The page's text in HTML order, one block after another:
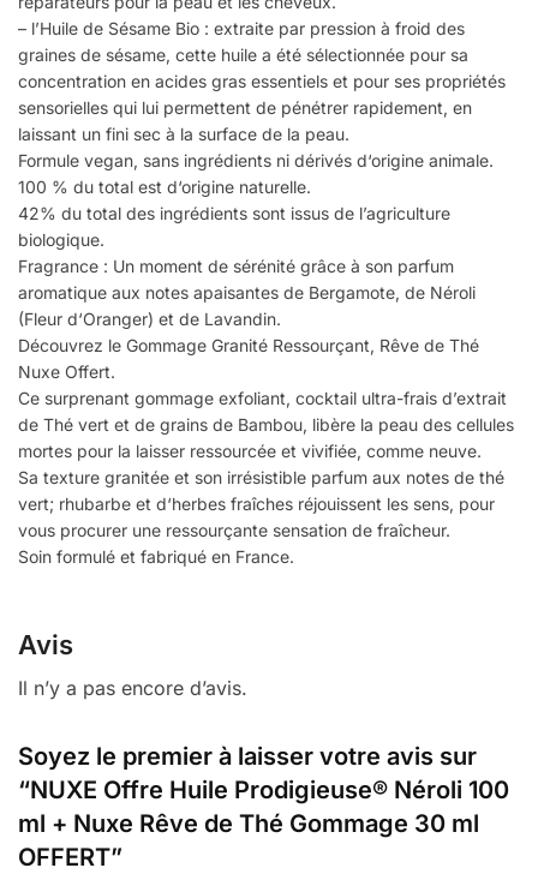
– l’Huile de Sésame Bio : extraite par pression à froid des
graines de sésame, cette huile a été sélectionnée pour sa
concentration en acides gras essentiels et pour ses propriétés
sensorielles qui lui permettent de pénétrer rapidement, en
laissant un fini sec à la surface de la peau.
Formule vegan, sans ingrédients ni dérivés d‘origine animale.
100 % du total est d‘origine naturelle.
42% du total des ingrédients sont issus de l’agriculture
biologique.
Fragrance : Un moment de sérénité grâce à son parfum
aromatique aux notes apaisantes de Bergamote, de Néroli
(Fleur d‘Oranger) et de Lavandin.
Découvrez le Gommage Granité Ressourçant, Rêve de Thé
Nuxe Offert.
Ce surprenant gommage exfoliant, cocktail ultra-frais d’extrait
de Thé vert et de grains de Bambou, libère la peau des cellules
mortes pour la laisser ressourcée et vivifiée, comme neuve.
Sa texture granitée et son irrésistible parfum aux notes de thé
vert; rhubarbe et d‘herbes fraîches réjouissent les sens, pour
vous procurer une ressourçante sensation de fraîcheur.
Soin formulé et fabriqué en France.
Avis
Il n’y a pas encore d’avis.
Soyez le premier à laisser votre avis sur
“NUXE Offre Huile Prodigieuse® Néroli 100
ml + Nuxe Rêve de Thé Gommage 30 ml
OFFERT”